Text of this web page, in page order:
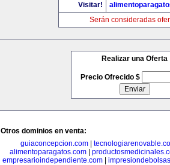
Visitar!
Serán consideradas
Realizar una Oferta
Precio Ofrecido $
Otros dominios en venta:
guiaconcepcion.com|
alimentoparagatos.com
empresarioindependiente.com